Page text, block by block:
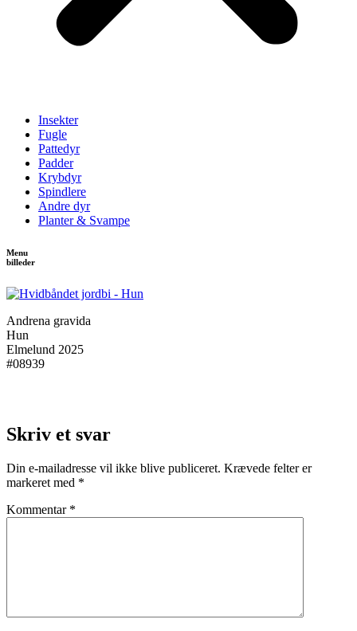
Insekter
Fugle
Pattedyr
Padder
Krybdyr
Spindlere
Andre dyr
Planter & Svampe
Menu
billeder
Andrena gravida
Hun
Elmelund 2025
#08939
Skriv et svar
Din e-mailadresse vil ikke blive publiceret. Krævede felter er
markeret med *
Kommentar *